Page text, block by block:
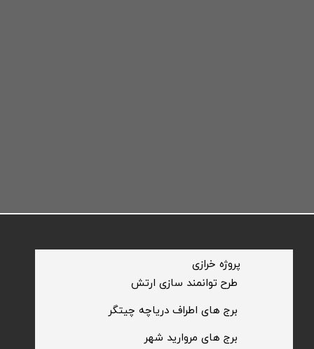
​طرح توانمند سازی ارتش
​پروژه خرازی
​برج های اطراف دریاچه چیتگر
​برج های مروارید شهر